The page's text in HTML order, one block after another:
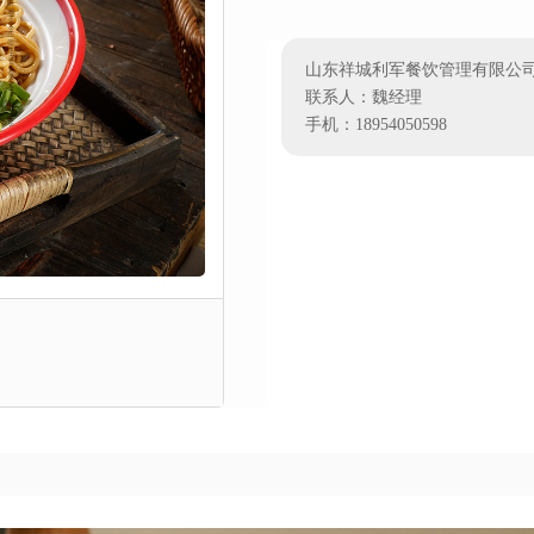
山东祥城利军餐饮管理有限公
联系人：魏经理
手机：18954050598